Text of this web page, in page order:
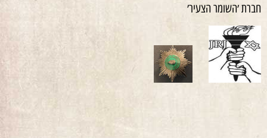
חברת ׳השומר הצעיר׳